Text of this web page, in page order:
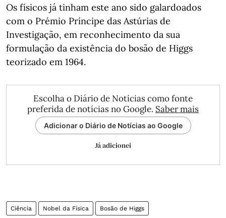
Os físicos já tinham este ano sido galardoados
com o Prémio Príncipe das Astúrias de
Investigação, em reconhecimento da sua
formulação da existência do bosão de Higgs
teorizado em 1964.
Escolha o Diário de Notícias como fonte
preferida de notícias no Google. Saber mais
Adicionar o Diário de Notícias ao Google
Já adicionei
Ciência Nobel da Física Bosão de Higgs